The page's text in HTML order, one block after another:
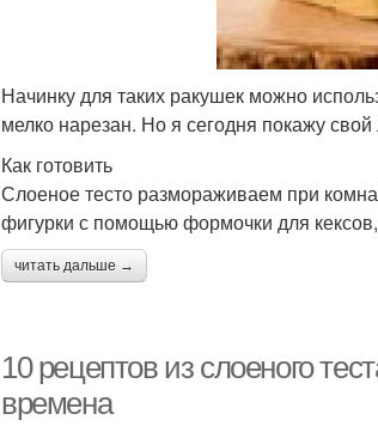
Начинку для таких ракушек можно
мелко нарезан. Но я сегодня покажу
Как готовить
Слоеное тесто размораживаем при
фигурки с помощью формочки для кексов,
читать дальше →
10 рецептов из слоеного
времена